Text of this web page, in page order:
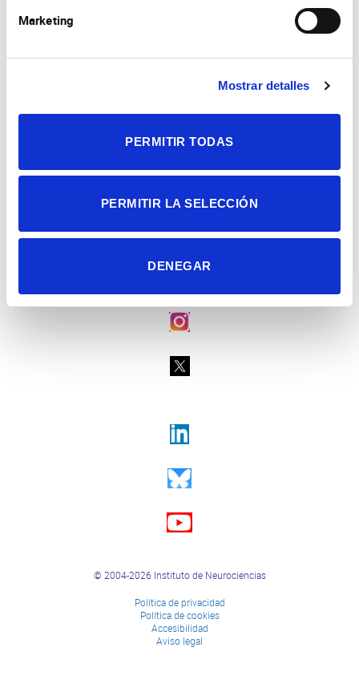
Marketing
Mostrar detalles
PERMITIR TODAS
PERMITIR LA SELECCIÓN
DENEGAR
Universidad Miguel Hernández
Alicante | España
Tel. + 34 965 23 37 00
Fax + 34 965 91 95 61
© 2004-2026 Instituto de Neurociencias
Política de privacidad
Política de cookies
Accesibilidad
Aviso legal